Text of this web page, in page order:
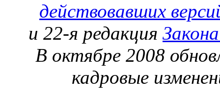
действовавших
и 22-я редакция
В октябре 2008
кадровые